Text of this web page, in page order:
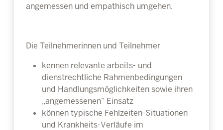
angemessen und empathisch umgehen.
Die Teilnehmerinnen und Teilnehmer
kennen relevante arbeits- und
dienstrechtliche Rahmenbedingungen
und Handlungsmöglichkeiten sowie ihren
„angemessenen“ Einsatz
können typische Fehlzeiten-Situationen
und Krankheits-Verläufe im